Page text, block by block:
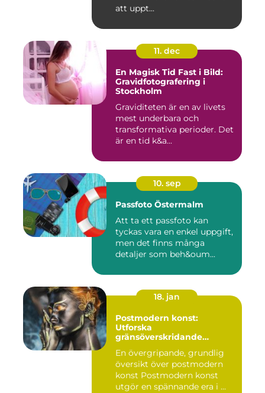
att uppt...
11. dec
En Magisk Tid Fast i Bild:
Gravidfotografering i
Stockholm
Graviditeten är en av livets
mest underbara och
transformativa perioder. Det
är en tid k&a...
10. sep
Passfoto Östermalm
Att ta ett passfoto kan
tyckas vara en enkel uppgift,
men det finns många
detaljer som beh&oum...
18. jan
Postmodern konst:
Utforska
gränsöverskridande
En övergripande, grundlig
översikt över postmodern
konst Postmodern konst
utgör en spännande era i ...